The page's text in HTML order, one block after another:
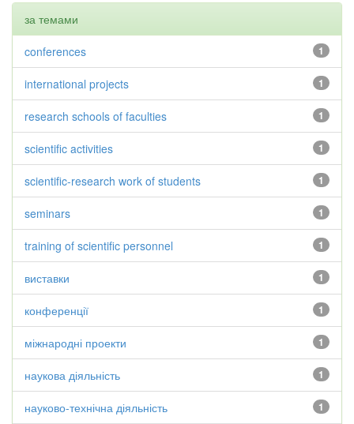
за темами
1
conferences
1
international projects
1
research schools of faculties
1
scientific activities
1
scientific-research work of students
1
seminars
1
training of scientific personnel
1
виставки
1
конференції
1
міжнародні проекти
1
наукова діяльність
1
науково-технічна діяльність